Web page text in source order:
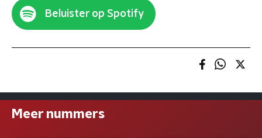
Beluister op Spotify
Meer nummers